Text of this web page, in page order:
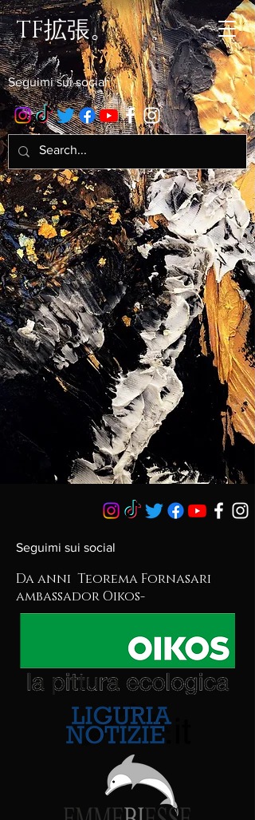
TF拡張。
Seguimi sui social
Seguimi sui social
Da anni Teorema Fornasari
ambassador Oikos-